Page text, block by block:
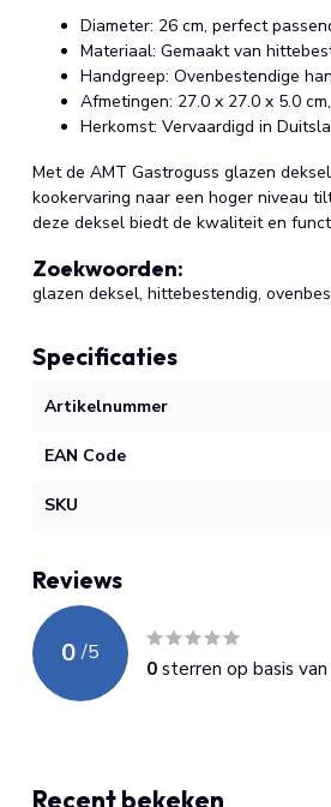
Diameter: 26 cm, perfect
Materiaal: Gemaakt van
Handgreep: Ovenbestendige
Afmetingen: 27.0 x 27.0 x 5.0
Herkomst: Vervaardigd in
Met de AMT Gastroguss glazen
kookervaring naar een hoger niveau
deze deksel biedt de kwaliteit en
Zoekwoorden:
glazen deksel, hittebestendig,
Specificaties
Artikelnummer
EAN Code
SKU
Reviews
0 /5
0sterren op basis van
Recent bekeken